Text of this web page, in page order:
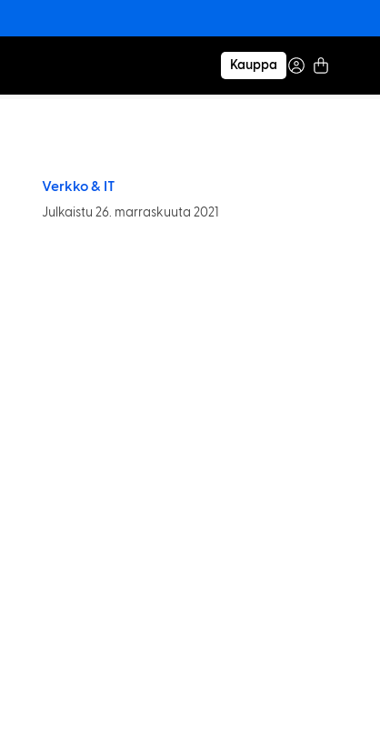
Kauppa
Verkko & IT
Julkaistu 26. marraskuuta 2021